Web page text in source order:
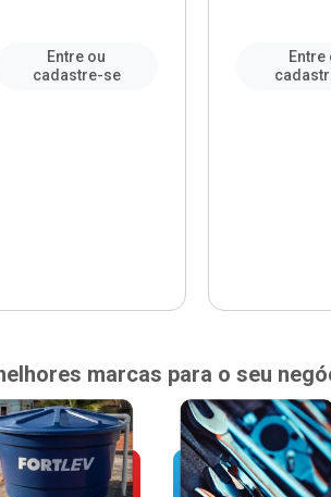
Entre ou
cadastre-se
Entre
marcas para o seu